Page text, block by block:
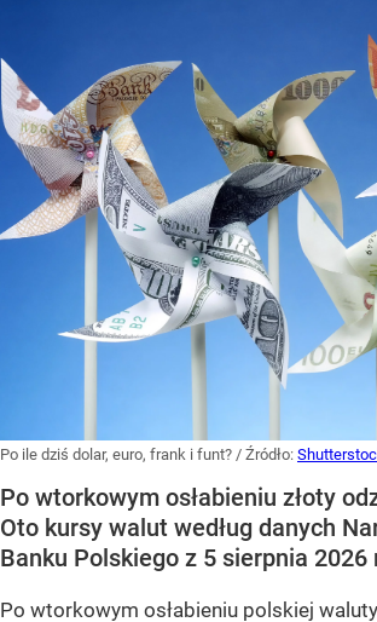
Po ile dziś dolar, euro, frank i funt? / Źródło:
Po wtorkowym osłabieniu złoty
Oto kursy walut według danych
Banku Polskiego z 5 sierpnia 2026
Po wtorkowym osłabieniu polskiej